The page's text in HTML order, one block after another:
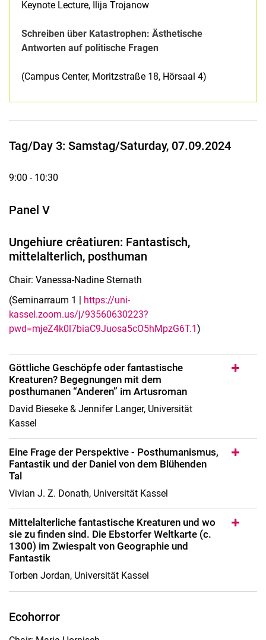
Keynote Lecture, Ilija Trojanow
Schreiben über Katastrophen: Ästhetische
Antworten auf politische Fragen
(Campus Center, Moritzstraße 18, Hörsaal 4)
Tag/Day 3: Samstag/Saturday, 07.09.2024
9:00 - 10:30
Panel V
Ungehiure crêatiuren: Fantastisch,
mittelalterlich, posthuman
Chair: Vanessa-Nadine Sternath
(Seminarraum 1 | https://uni-
kassel.zoom.us/j/93560630223?
pwd=mjeZ4k0l7biaC9Juosa5cO5hMpzG6T.1)
Göttliche Geschöpfe oder fantastische
Kreaturen? Begegnungen mit dem
posthumanen “Anderen” im Artusroman
David Bieseke & Jennifer Langer, Universität
Kassel
Eine Frage der Perspektive - Posthumanismus,
Fantastik und der Daniel von dem Blühenden
Tal
Vivian J. Z. Donath, Universität Kassel
Mittelalterliche fantastische Kreaturen und wo
sie zu finden sind. Die Ebstorfer Weltkarte (c.
1300) im Zwiespalt von Geographie und
Fantastik
Torben Jordan, Universität Kassel
Ecohorror